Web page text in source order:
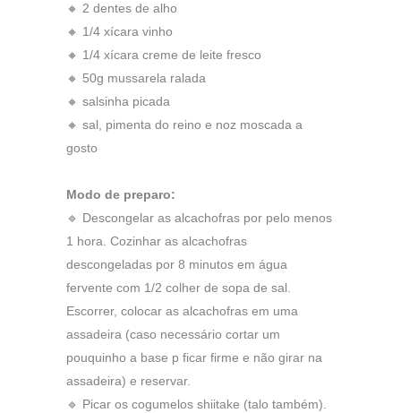
🔸 2 dentes de alho
🔸 1/4 xícara vinho
🔸 1/4 xícara creme de leite fresco
🔸 50g mussarela ralada
🔸 salsinha picada
🔸 sal, pimenta do reino e noz moscada a
gosto
Modo de preparo:
🔹 Descongelar as alcachofras por pelo menos
1 hora. Cozinhar as alcachofras
descongeladas por 8 minutos em água
fervente com 1/2 colher de sopa de sal.
Escorrer, colocar as alcachofras em uma
assadeira (caso necessário cortar um
pouquinho a base p ficar firme e não girar na
assadeira) e reservar.
🔹 Picar os cogumelos shiitake (talo também).